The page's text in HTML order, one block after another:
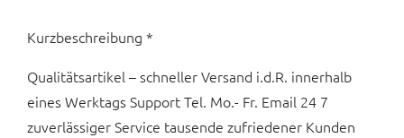
Kurzbeschreibung *
Qualitätsartikel – schneller Versand i.d.R. innerhalb
eines Werktags Support Tel. Mo.- Fr. Email 24 7
zuverlässiger Service tausende zufriedener Kunden